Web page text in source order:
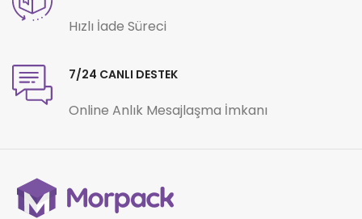
Hızlı İade Süreci
7/24 CANLI DESTEK
Online Anlık Mesajlaşma İmkanı